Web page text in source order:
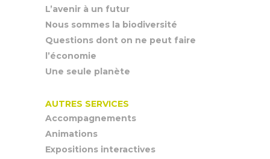
L’avenir à un futur
Nous sommes la biodiversité
Questions dont on ne peut faire
l’économie
Une seule planète
AUTRES SERVICES
Accompagnements
Animations
Expositions interactives